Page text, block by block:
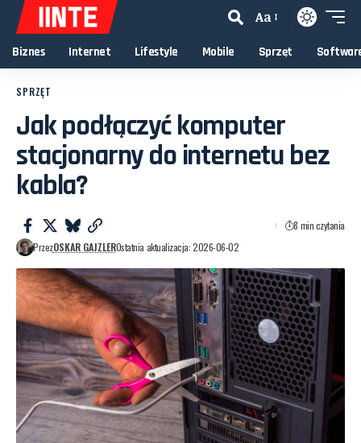
Aa
Biznes Internet Lifestyle Mobile Sprzęt
SPRZĘT
Jak podłączyć komputer
stacjonarny do internetu bez
kabla?
PrzezOSKAR GAJZLEROstatnia aktualizacja: 2026-06-02
8 min czytania